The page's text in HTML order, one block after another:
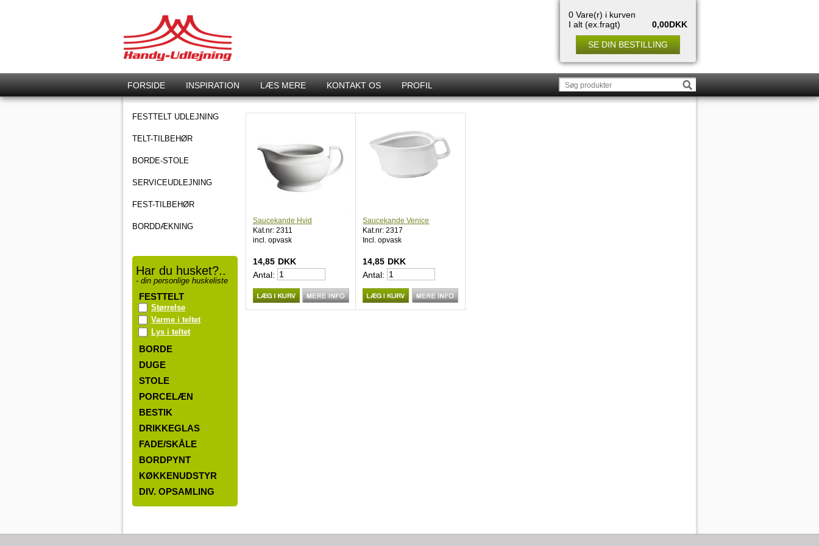
0 Vare(r) i kurven
I alt (ex.fragt)
0,00DKK
SE DIN BESTILLING
FORSIDE INSPIRATION LÆS MERE KONTAKT OS PROFIL
FESTTELT UDLEJNING
TELT-TILBEHØR
BORDE-STOLE
SERVICEUDLEJNING
FEST-TILBEHØR
BORDDÆKNING
Har du husket?..
- din personlige huskeliste
FESTTELT
Størrelse
Varme i teltet
Lys i teltet
BORDE
DUGE
STOLE
PORCELÆN
BESTIK
DRIKKEGLAS
FADE/SKÅLE
BORDPYNT
KØKKENUDSTYR
DIV. OPSAMLING
Saucekande Hvid
Kat.nr: 2311
incl. opvask
14,85 DKK
Antal:
Saucekande Venice
Kat.nr: 2317
Incl. opvask
14,85 DKK
Antal: